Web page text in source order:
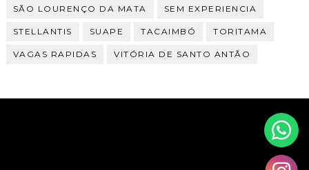
SÃO LOURENÇO DA MATA SEM EXPERIENCIA
STELLANTIS SUAPE TACAIMBÓ TORITAMA
VAGAS RAPIDAS VITÓRIA DE SANTO ANTÃO